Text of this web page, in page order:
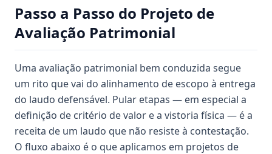
Passo a Passo do Projeto de
Avaliação Patrimonial
Uma avaliação patrimonial bem conduzida segue
um rito que vai do alinhamento de escopo à entrega
do laudo defensável. Pular etapas — em especial a
definição de critério de valor e a vistoria física — é a
receita de um laudo que não resiste à contestação.
O fluxo abaixo é o que aplicamos em projetos de